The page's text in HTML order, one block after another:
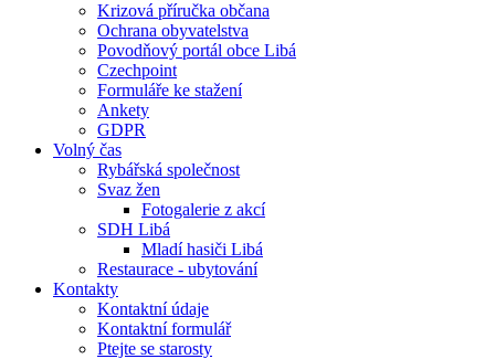
Krizová příručka občana
Ochrana obyvatelstva
Povodňový portál obce Libá
Czechpoint
Formuláře ke stažení
Ankety
GDPR
Volný čas
Rybářská společnost
Svaz žen
Fotogalerie z akcí
SDH Libá
Mladí hasiči Libá
Restaurace - ubytování
Kontakty
Kontaktní údaje
Kontaktní formulář
Ptejte se starosty